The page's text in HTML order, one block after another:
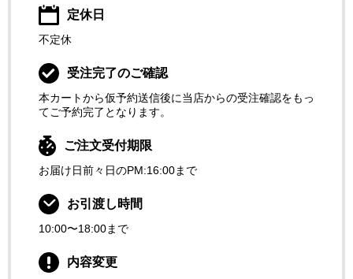
定休日
不定休
受注完了のご確認
本カートから仮予約送信後に当店からの受注確認をもっ
てご予約完了となります。
ご注文受付期限
お届け日前々日のPM:16:00まで
お引渡し時間
10:00〜18:00まで
内容変更